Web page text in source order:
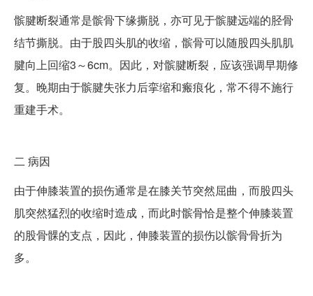
髌腱断裂通常是髌骨下缘撕脱，亦可见于髌腱远端的胫骨
结节撕脱。由于股四头肌的收缩，髌骨可以随股四头肌肌
腱向上回缩3～6cm。因此，对髌腱断裂，应该强调早期修
复。晚期由于髌腱失张力后挛缩和瘢痕化，常不得不施行
重建手术。
二 病因
由于伸膝装置的损伤通常是在膝关节突然屈曲，而股四头
肌突然猛烈的收缩时造成，而此时髌骨恰是整个伸膝装置
的股骨髁的支点，因此，伸膝装置的损伤以髌骨骨折为
多。